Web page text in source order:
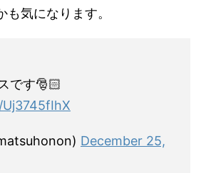
気になります。
です🎅🏻
December 25,